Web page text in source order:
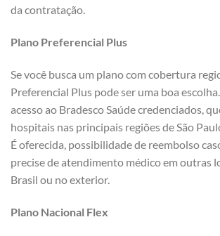
da contratação.
Plano Preferencial Plus
Se você busca um plano com cobertura
Preferencial Plus pode ser uma boa
acesso ao Bradesco Saúde credenciados,
hospitais nas principais regiões de São
É oferecida, possibilidade de reembolso
precise de atendimento médico em outras
Brasil ou no exterior.
Plano Nacional Flex